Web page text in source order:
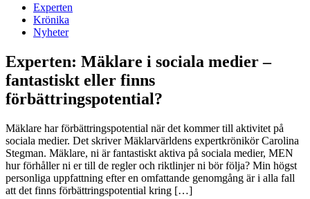
Experten
Krönika
Nyheter
Experten: Mäklare i sociala medier –
fantastiskt eller finns
förbättringspotential?
Mäklare har förbättringspotential när det kommer till aktivitet på
sociala medier. Det skriver Mäklarvärldens expertkrönikör Carolina
Stegman. Mäklare, ni är fantastiskt aktiva på sociala medier, MEN
hur förhåller ni er till de regler och riktlinjer ni bör följa? Min högst
personliga uppfattning efter en omfattande genomgång är i alla fall
att det finns förbättringspotential kring […]